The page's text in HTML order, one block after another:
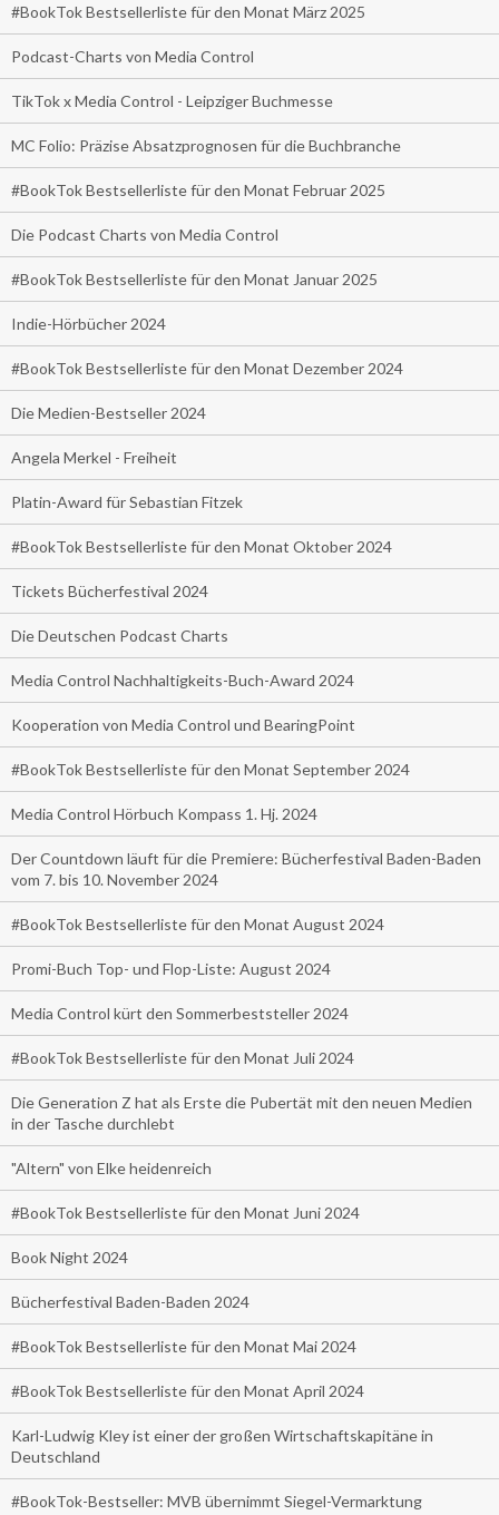
#BookTok Bestsellerliste für den Monat März 2025
Podcast-Charts von Media Control
TikTok x Media Control - Leipziger Buchmesse
MC Folio: Präzise Absatzprognosen für die Buchbranche
#BookTok Bestsellerliste für den Monat Februar 2025
Die Podcast Charts von Media Control
#BookTok Bestsellerliste für den Monat Januar 2025
Indie-Hörbücher 2024
#BookTok Bestsellerliste für den Monat Dezember 2024
Die Medien-Bestseller 2024
Angela Merkel - Freiheit
Platin-Award für Sebastian Fitzek
#BookTok Bestsellerliste für den Monat Oktober 2024
Tickets Bücherfestival 2024
Die Deutschen Podcast Charts
Media Control Nachhaltigkeits-Buch-Award 2024
Kooperation von Media Control und BearingPoint
#BookTok Bestsellerliste für den Monat September 2024
Media Control Hörbuch Kompass 1. Hj. 2024
Der Countdown läuft für die Premiere: Bücherfestival Baden-Baden
vom 7. bis 10. November 2024
#BookTok Bestsellerliste für den Monat August 2024
Promi-Buch Top- und Flop-Liste: August 2024
Media Control kürt den Sommerbeststeller 2024
#BookTok Bestsellerliste für den Monat Juli 2024
Die Generation Z hat als Erste die Pubertät mit den neuen Medien
in der Tasche durchlebt
"Altern" von Elke heidenreich
#BookTok Bestsellerliste für den Monat Juni 2024
Book Night 2024
Bücherfestival Baden-Baden 2024
#BookTok Bestsellerliste für den Monat Mai 2024
#BookTok Bestsellerliste für den Monat April 2024
Karl-Ludwig Kley ist einer der großen Wirtschaftskapitäne in
Deutschland
#BookTok-Bestseller: MVB übernimmt Siegel-Vermarktung